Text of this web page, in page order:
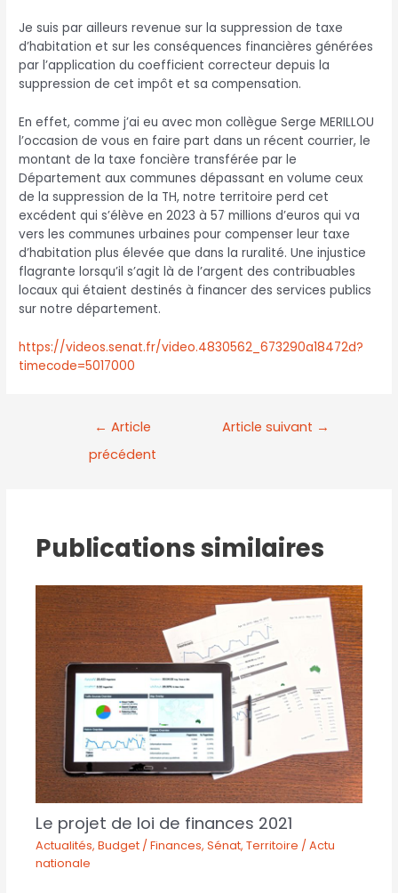
Je suis par ailleurs revenue sur la suppression de taxe
d’habitation et sur les conséquences financières générées
par l’application du coefficient correcteur depuis la
suppression de cet impôt et sa compensation.
En effet, comme j’ai eu avec mon collègue Serge MERILLOU
l’occasion de vous en faire part dans un récent courrier, le
montant de la taxe foncière transférée par le
Département aux communes dépassant en volume ceux
de la suppression de la TH, notre territoire perd cet
excédent qui s’élève en 2023 à 57 millions d’euros qui va
vers les communes urbaines pour compenser leur taxe
d’habitation plus élevée que dans la ruralité. Une injustice
flagrante lorsqu’il s’agit là de l’argent des contribuables
locaux qui étaient destinés à financer des services publics
sur notre département.
https://videos.senat.fr/video.4830562_673290a18472d?
timecode=5017000
← Article
précédent
Article suivant →
Publications similaires
Le projet de loi de finances 2021
Actualités,Budget / Finances,Sénat,Territoire / Actu
nationale